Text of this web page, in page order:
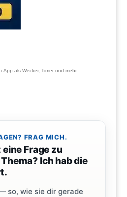
App als Wecker, Timer und mehr
FRAG MICH.
eine Frage zu
Ich hab die
so, wie sie dir gerade